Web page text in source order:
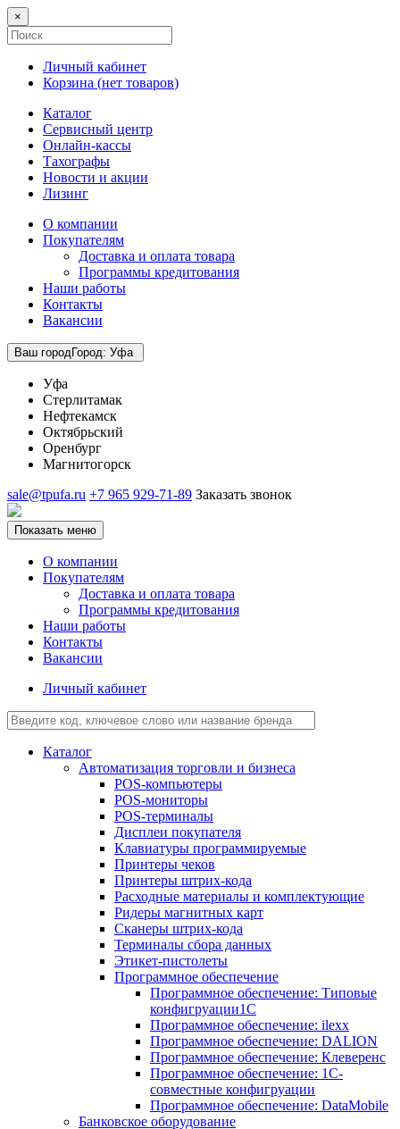
×
Личный кабинет
Корзина (нет товаров)
Каталог
Сервисный центр
Онлайн-кассы
Тахографы
Новости и акции
Лизинг
О компании
Покупателям
Доставка и оплата товара
Программы кредитования
Наши работы
Контакты
Вакансии
Ваш городГород: Уфа
Уфа
Стерлитамак
Нефтекамск
Октябрьский
Оренбург
Магнитогорск
sale@tpufa.ru +7 965 929-71-89 Заказать звонок
Показать меню
О компании
Покупателям
Доставка и оплата товара
Программы кредитования
Наши работы
Контакты
Вакансии
Личный кабинет
Каталог
Автоматизация торговли и бизнеса
POS-компьютеры
POS-мониторы
POS-терминалы
Дисплеи покупателя
Клавиатуры программируемые
Принтеры чеков
Принтеры штрих-кода
Расходные материалы и комплектующие
Ридеры магнитных карт
Сканеры штрих-кода
Терминалы сбора данных
Этикет-пистолеты
Программное обеспечение
Программное обеспечение: Типовые
конфигруации1С
Программное обеспечение: ilexx
Программное обеспечение: DALION
Программное обеспечение: Клеверенс
Программное обеспечение: 1С-
совместные конфигруации
Программное обеспечение: DataMobile
Банковское оборудование